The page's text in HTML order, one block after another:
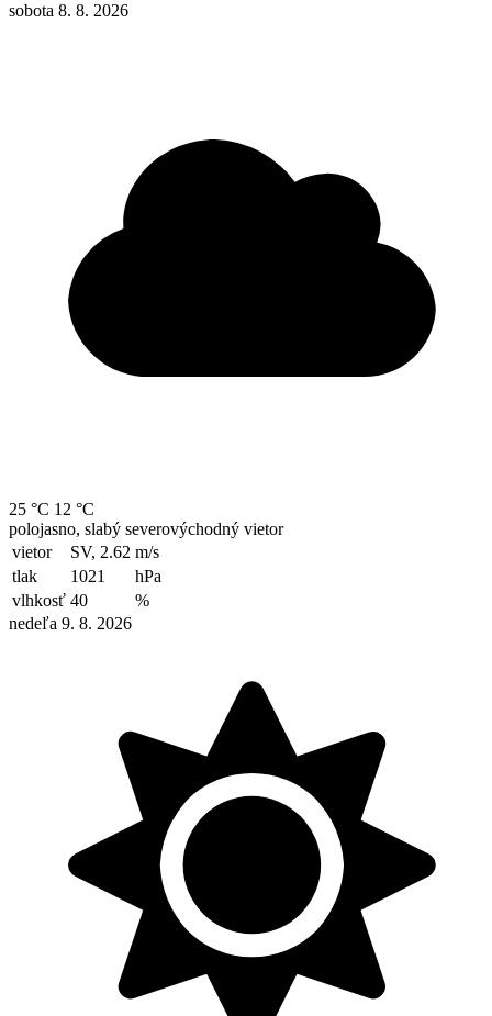
sobota 8. 8. 2026
25 °C 12 °C
polojasno, slabý severovýchodný vietor
vietor
SV, 2.62 m/s
tlak
1021
hPa
vlhkosť 40
%
nedeľa 9. 8. 2026